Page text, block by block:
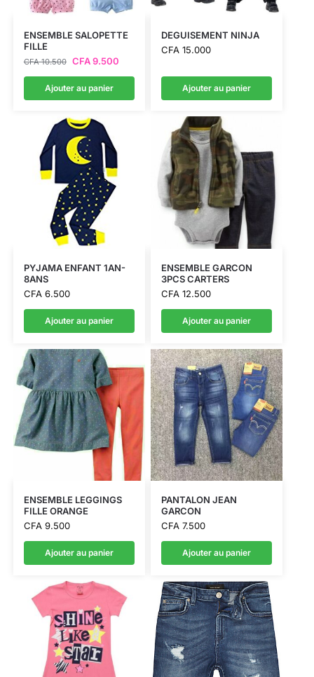
ENSEMBLE SALOPETTE
FILLE
CFA10.500 CFA9.500
Ajouter au panier
DEGUISEMENT NINJA
CFA15.000
Ajouter au panier
PYJAMA ENFANT 1AN-
8ANS
CFA6.500
Ajouter au panier
ENSEMBLE GARCON
3PCS CARTERS
CFA12.500
Ajouter au panier
ENSEMBLE LEGGINGS
FILLE ORANGE
CFA9.500
Ajouter au panier
PANTALON JEAN
GARCON
CFA7.500
Ajouter au panier